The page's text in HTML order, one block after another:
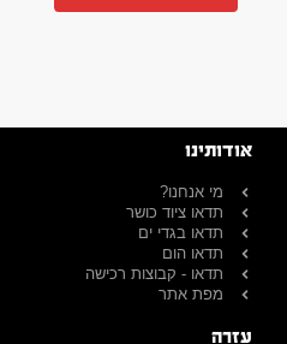
אודותינו
מי אנחנו?
תדאו ציוד כושר
תדאו בגדי ים
תדאו הום
תדאו - קבוצות רכישה
מפת אתר
עזרה